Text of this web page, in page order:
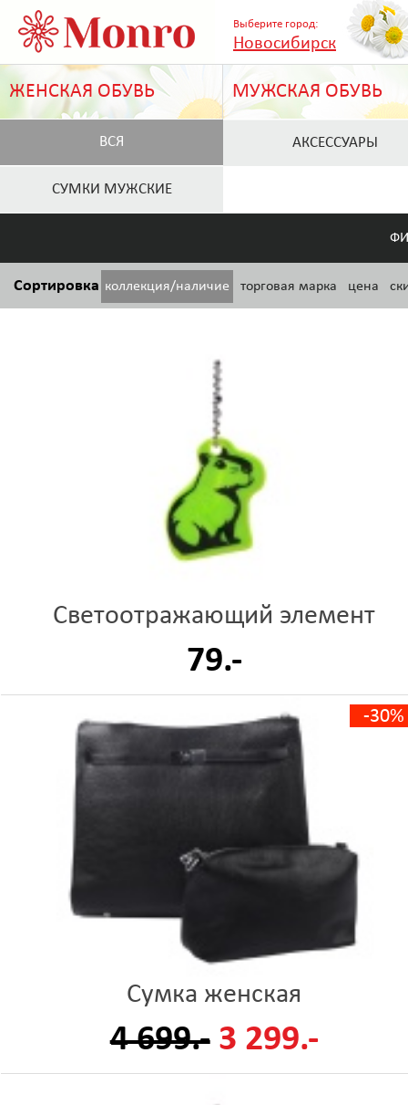
Выберите город:
Новосибирск
ЖЕНСКАЯ ОБУВЬ МУЖСКАЯ ОБУВЬ
ВСЯ АКСЕССУАРЫ
СУМКИ МУЖСКИЕ
Сортировка коллекция/наличие торговая марка цена
Светоотражающий элемент
79.-
-30%
Сумка женская
4 699.- 3 299.-